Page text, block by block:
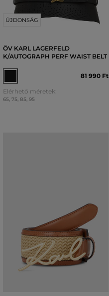
ÚJDONSÁG
ÖV KARL LAGERFELD
K/AUTOGRAPH PERF WAIST BELT
81 990 Ft
Elérhető méretek:
65, 75, 85, 95